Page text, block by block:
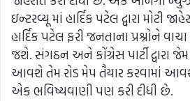
ઇન્ટરવ્યૂ માં હાર્દિક પટેલ દ્વારા મોટી
હાર્દિક પટેલ ફરી જનતાના પ્રશ્નોને
જશે. સંગઠન અને કોંગ્રેસ પાર્ટી દ્વારા
આવશે તેમ રોડ મેપ તૈયાર કરવામાં
એક ભવિષ્યવાણી પણ કરી દીધી છે.